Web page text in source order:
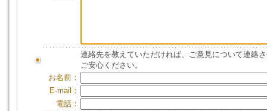
連絡先を教えていただければ、ご意見について連絡
ご安心ください。
お名前：
E-mail：
電話：